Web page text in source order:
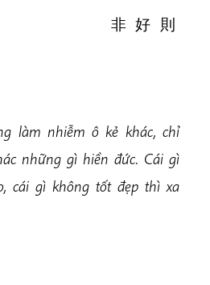
viễn 非 好 則
làm nhiễm ô kẻ khác, chỉ
những gì hiền đức. Cái gì
cái gì không tốt đẹp thì xa